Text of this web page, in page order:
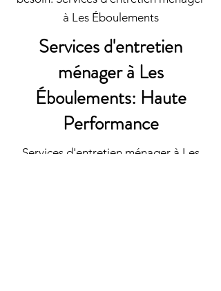
à Les Éboulements
Services d'entretien
ménager à Les
Éboulements: Haute
Performance
Services d'entretien ménager à Les